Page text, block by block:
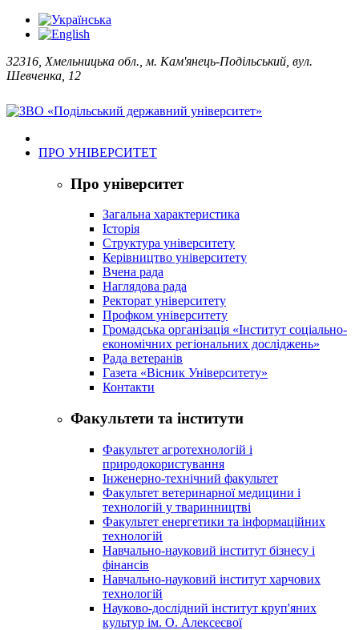
32316, Хмельницька обл., м. Кам'янець-Подільський, вул.
Шевченка, 12
ПРО УНІВЕРСИТЕТ
Про університет
Загальна характеристика
Історія
Структура університету
Керівництво університету
Вчена рада
Наглядова рада
Ректорат університету
Профком університету
Громадська організація «Інститут соціально-
економічних регіональних досліджень»
Рада ветеранів
Газета «Вісник Університету»
Контакти
Факультети та інститути
Факультет агротехнологій і
природокористування
Інженерно-технічний факультет
Факультет ветеринарної медицини і
технологій у тваринництві
Факультет енергетики та інформаційних
технологій
Навчально-науковий інститут бізнесу і
фінансів
Навчально-науковий інститут харчових
технологій
Науково-дослідний інститут круп'яних
культур ім. О. Алексеєвої